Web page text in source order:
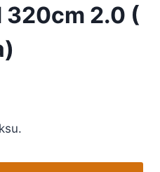
320cm 2.0 (